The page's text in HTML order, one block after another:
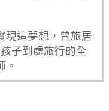
現這夢想，曾旅居
子到處旅行的全
。